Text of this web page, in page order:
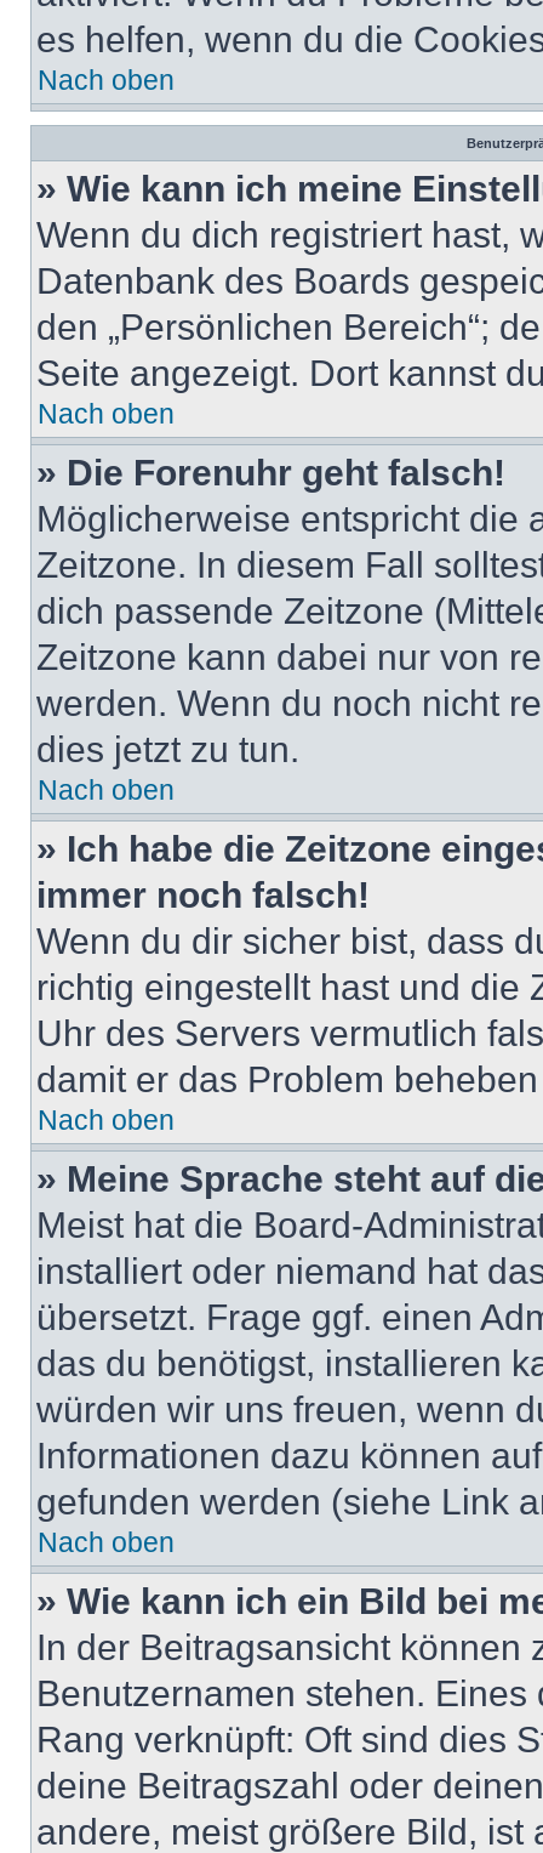
es helfen, wenn du die
Nach oben
» Wie kann ich meine
Wenn du dich registriert hast,
Datenbank des Boards
den „Persönlichen Bereich“;
Seite angezeigt. Dort kannst
Nach oben
» Die Forenuhr geht falsch!
Möglicherweise entspricht die
Zeitzone. In diesem Fall
dich passende Zeitzone
Zeitzone kann dabei nur von
werden. Wenn du noch nicht
dies jetzt zu tun.
Nach oben
» Ich habe die Zeitzone
immer noch falsch!
Wenn du dir sicher bist, dass
richtig eingestellt hast und die
Uhr des Servers vermutlich
damit er das Problem
Nach oben
» Meine Sprache steht auf
Meist hat die Board-
installiert oder niemand hat
übersetzt. Frage ggf. einen
das du benötigst, installieren
würden wir uns freuen, wenn
Informationen dazu können
gefunden werden (siehe Link
Nach oben
» Wie kann ich ein Bild bei
In der Beitragsansicht können
Benutzernamen stehen.
Rang verknüpft: Oft sind dies
deine Beitragszahl oder
andere, meist größere Bild, ist